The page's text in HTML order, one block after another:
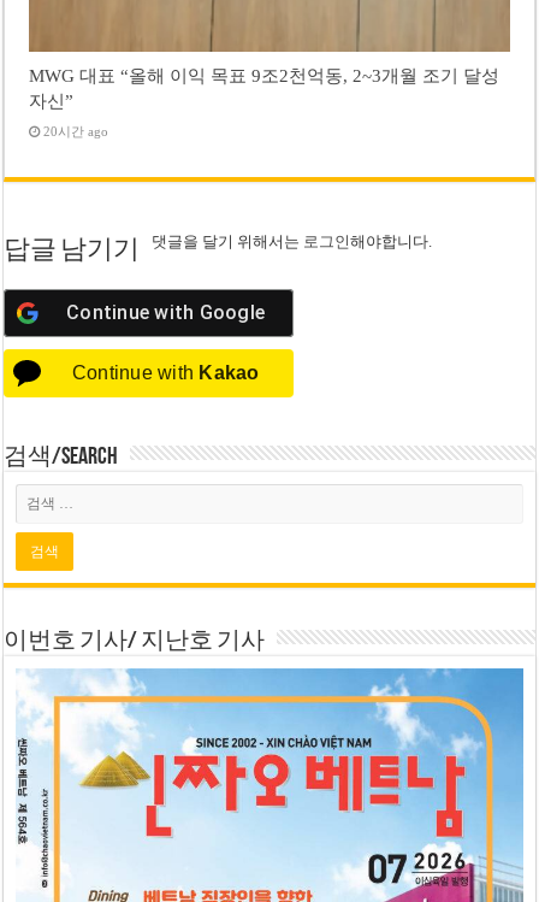
MWG 대표 “올해 이익 목표 9조2천억동, 2~3개월 조기 달성
자신”
20시간 ago
답글 남기기 댓글을 달기 위해서는 로그인해야합니다.
Continue with Google
Continue with Kakao
검색/Search
이번호 기사/ 지난호 기사